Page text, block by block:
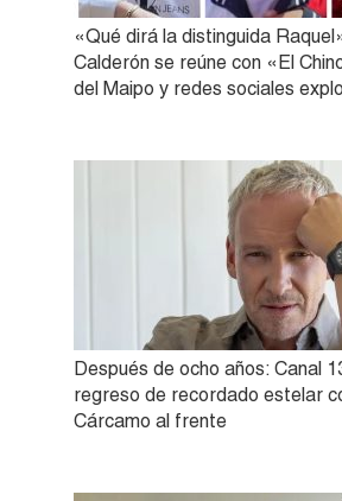
«Qué dirá la distinguida
Calderón se reúne con «El
del Maipo y redes sociales
Después de ocho años: Canal
regreso de recordado estelar
Cárcamo al frente